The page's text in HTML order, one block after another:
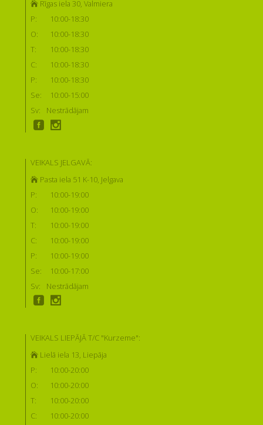
Rīgas iela 30, Valmiera
P:
10:00-18:30
O:
10:00-18:30
T:
10:00-18:30
C:
10:00-18:30
P:
10:00-18:30
Se:
10:00-15:00
Sv:
Nestrādājam
VEIKALS JELGAVĀ:
Pasta iela 51 K-10, Jelgava
P:
10:00-19:00
O:
10:00-19:00
T:
10:00-19:00
C:
10:00-19:00
P:
10:00-19:00
Se:
10:00-17:00
Sv:
Nestrādājam
VEIKALS LIEPĀJĀ T/C "Kurzeme":
Lielā iela 13, Liepāja
P:
10:00-20:00
O:
10:00-20:00
T:
10:00-20:00
C:
10:00-20:00